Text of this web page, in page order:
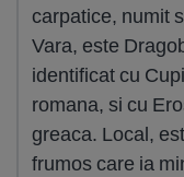
carpatice, numit
Vara, este
identificat cu
romana, si cu
greaca. Local,
frumos care ia